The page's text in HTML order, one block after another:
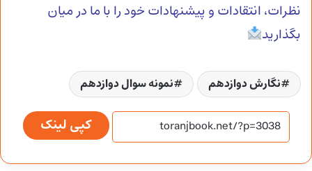
نظرات، انتقادات و پیشنهادات خود را با ما در میان
بگذارید
نگارش دوازدهم نمونه سوال دوازدهم
کپی لینک